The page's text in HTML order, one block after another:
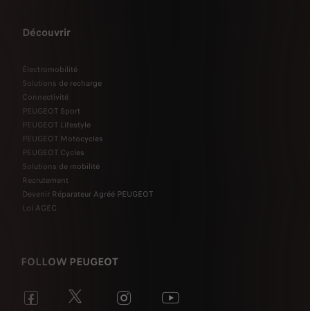
Découvrir
Électromobilité
Solutions de recharge
Connectivité
PEUGEOT Sport
PEUGEOT Lifestyle
PEUGEOT Motocycles
PEUGEOT Cycles
Solutions de mobilité
Recrutement
Devenir Réparateur Agréé PEUGEOT
Loi AGEC
FOLLOW PEUGEOT